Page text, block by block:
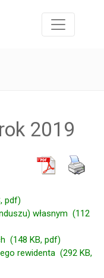
2019
pdf)
własnym (112
(148 KB, pdf)
rewidenta (292 KB,